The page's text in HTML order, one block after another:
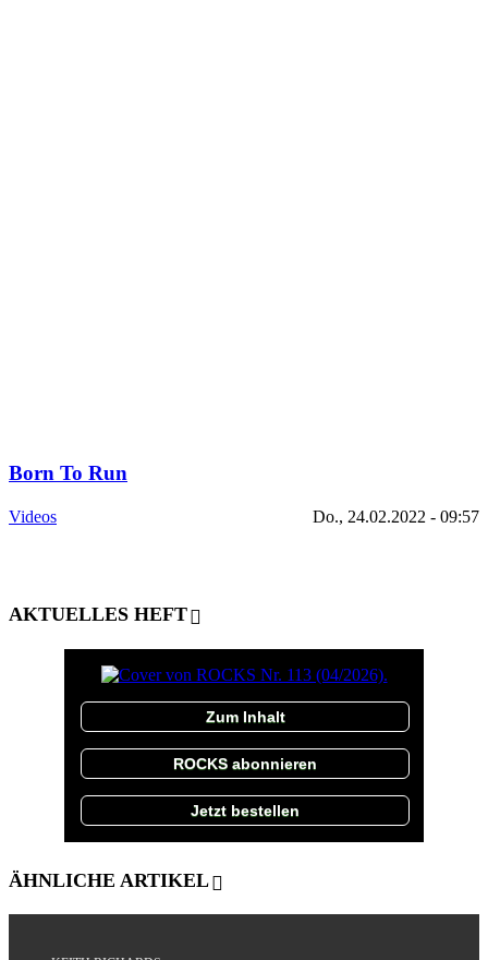
Born To Run
Videos Do., 24.02.2022 - 09:57
AKTUELLES HEFT
Zum Inhalt
ROCKS abonnieren
Jetzt bestellen
ÄHNLICHE ARTIKEL